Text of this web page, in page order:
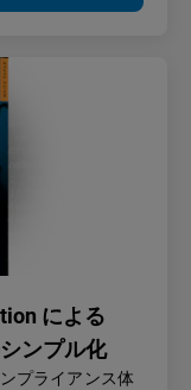
による
ンプル化
プライアンス体